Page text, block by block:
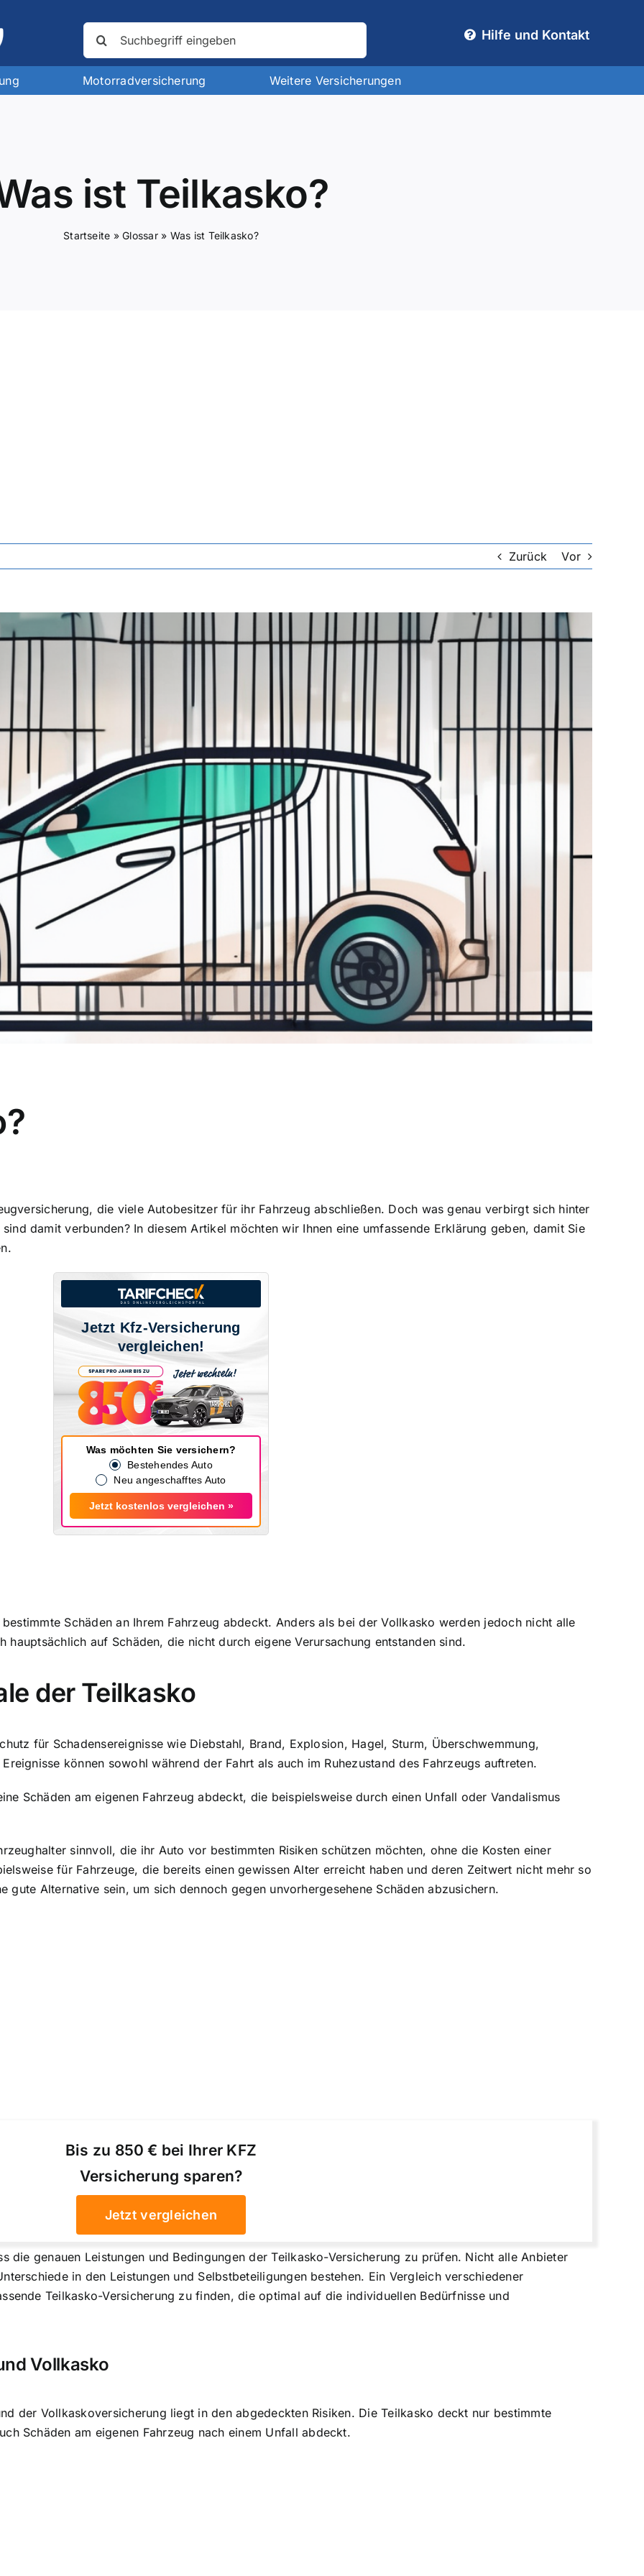
nach:
Hilfe und Kontakt
Motorradversicherung Weitere Versicherungen
ist Teilkasko?
Startseite »Glossar» Was ist Teilkasko?
Zurück Vor
die viele Autobesitzer für ihr Fahrzeug abschließen. Doch was genau verbirgt sich hinter
damit verbunden? In diesem Artikel möchten wir Ihnen eine umfassende Erklärung geben, damit Sie
Jetzt Kfz-Versicherung
vergleichen!
Was möchten Sie versichern?
Bestehendes Auto
Neu angeschafftes Auto
Jetzt kostenlos vergleichen »
Schäden an Ihrem Fahrzeug abdeckt. Anders als bei der Vollkasko werden jedoch nicht alle
auf Schäden, die nicht durch eigene Verursachung entstanden sind.
der Teilkasko
für Schadensereignisse wie Diebstahl, Brand, Explosion, Hagel, Sturm, Überschwemmung,
können sowohl während der Fahrt als auch im Ruhezustand des Fahrzeugs auftreten.
Schäden am eigenen Fahrzeug abdeckt, die beispielsweise durch einen Unfall oder Vandalismus
sinnvoll, die ihr Auto vor bestimmten Risiken schützen möchten, ohne die Kosten einer
für Fahrzeuge, die bereits einen gewissen Alter erreicht haben und deren Zeitwert nicht mehr so
gute Alternative sein, um sich dennoch gegen unvorhergesehene Schäden abzusichern.
Bis zu 850 € bei Ihrer KFZ
Versicherung sparen?
Jetzt vergleichen
die genauen Leistungen und Bedingungen der Teilkasko-Versicherung zu prüfen. Nicht alle Anbieter
in den Leistungen und Selbstbeteiligungen bestehen. Ein Vergleich verschiedener
Teilkasko-Versicherung zu finden, die optimal auf die individuellen Bedürfnisse und
Vollkasko
der Vollkaskoversicherung liegt in den abgedeckten Risiken. Die Teilkasko deckt nur bestimmte
Schäden am eigenen Fahrzeug nach einem Unfall abdeckt.